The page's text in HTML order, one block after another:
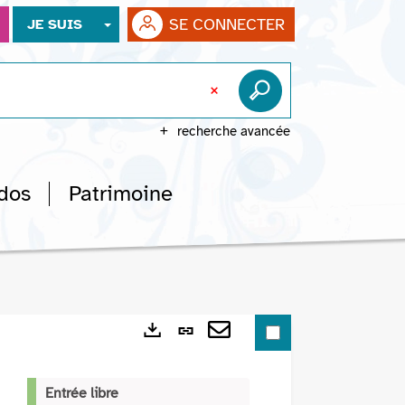
JE SUIS SE CONNECTER
recherche avancée
Patrimoine
Lien
Entrée libre